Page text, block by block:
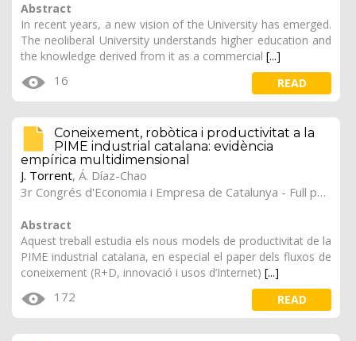
Abstract
In recent years, a new vision of the University has emerged.
The neoliberal University understands higher education and
the knowledge derived from it as a commercial [...]
16 READ
Coneixement, robòtica i productivitat a la
PIME industrial catalana: evidència
empírica multidimensional
J. Torrent, Á. Díaz-Chao
3r Congrés d'Economia i Empresa de Catalunya - Full papers.
Abstract
Aquest treball estudia els nous models de productivitat de la
PIME industrial catalana, en especial el paper dels fluxos de
coneixement (R+D, innovació i usos d’Internet) [...]
172 READ